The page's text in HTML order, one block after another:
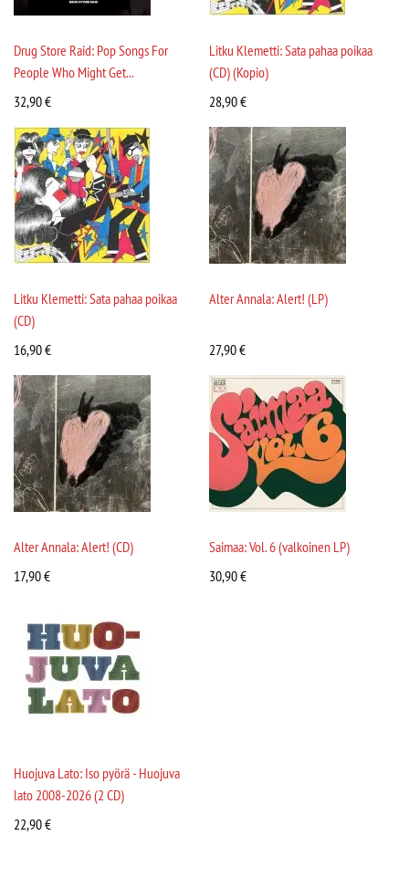
Drug Store Raid: Pop Songs For
People Who Might Get...
32,90€
Litku Klemetti: Sata pahaa poikaa
(CD) (Kopio)
28,90€
Litku Klemetti: Sata pahaa poikaa
(CD)
16,90€
Alter Annala: Alert! (LP)
27,90€
Alter Annala: Alert! (CD)
17,90€
Saimaa: Vol. 6 (valkoinen LP)
30,90€
Huojuva Lato: Iso pyörä - Huojuva
lato 2008-2026 (2 CD)
22,90€